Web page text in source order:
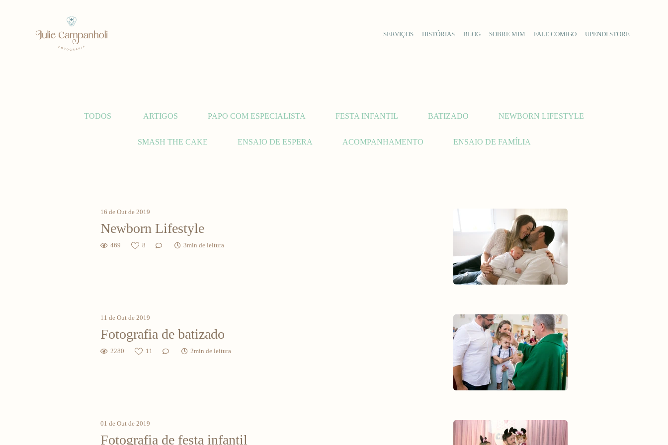
SERVIÇOS HISTÓRIAS BLOG SOBRE MIM FALE COMIGO UPENDI STORE
TODOS ARTIGOS PAPO COM ESPECIALISTA FESTA INFANTIL BATIZADO NEWBORN LIFESTYLE
SMASH THE CAKE ENSAIO DE ESPERA ACOMPANHAMENTO ENSAIO DE FAMÍLIA
16 de Out de 2019
Newborn Lifestyle
469 8 3min de leitura
11 de Out de 2019
Fotografia de batizado
2280 11 2min de leitura
01 de Out de 2019
Fotografia de festa infantil